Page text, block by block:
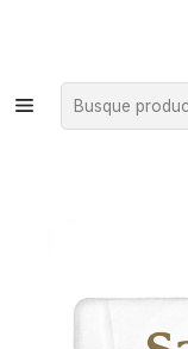
¡Compra hasta mediodía
Santiago. Envío gratis
Computación y
Tarjeta SanDisk 64GB